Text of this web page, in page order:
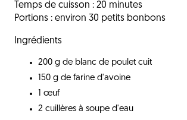
Temps de cuisson : 20 minutes
Portions : environ 30 petits bonbons
Ingrédients
200 g de blanc de poulet cuit
150 g de farine d'avoine
1 œuf
2 cuillères à soupe d'eau